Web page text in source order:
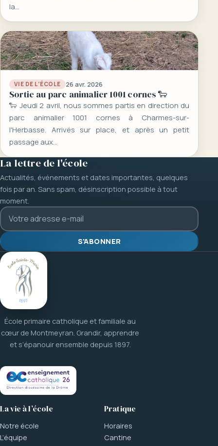
la…
VIE DE L’ÉCOLE 26 avr. 2026
Sortie au parc animalier 1001 cornes 🐑
🐑 Jeudi 2 avril, nous sommes partis en direction du
parc animalier 1001 cornes à Charmes-sur-
l'Herbasse. Arrivés sur place, et après un petit
passage aux…
La lettre de l'école
Actualités, événements et dates importantes, quelques
fois par an. Sans spam, désinscription possible à tout
moment.
S'ABONNER
École primaire catholique et familiale au
cœur de Montmeyran. Grandir, apprendre
et s’épanouir ensemble depuis 1897.
La vie à l’école
Notre école
L’équipe
Pratique
Horaires
Cantine